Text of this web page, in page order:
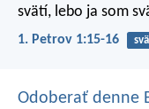
svätí, lebo ja som
1. Petrov 1:15-16
Odoberať denne